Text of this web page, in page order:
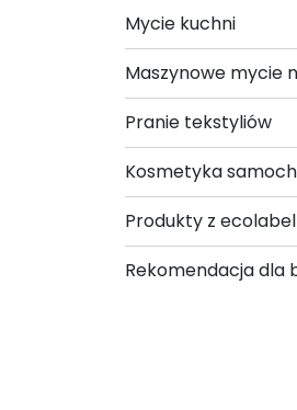
Mycie kuchni
Maszynowe mycie
Pranie tekstyliów
Kosmetyka
Produkty z ecolabel
Rekomendacja dla